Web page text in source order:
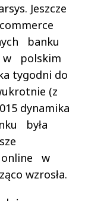
Jeszcze
banku
w polskim
tygodni do
(z
dynamika
była
w
wzrosła.